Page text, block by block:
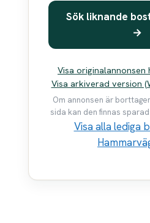
Sök liknande
→
Visa originalannonsen
Visa arkiverad version
Om annonsen är
sida kan den finnas
Visa alla lediga